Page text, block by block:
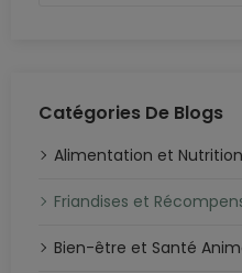
Catégories De Blogs
Alimentation et
Friandises et
Bien-être et Santé